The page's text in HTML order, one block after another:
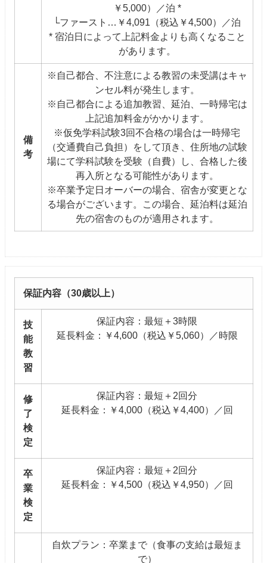
￥5,000）／泊 *
└ファースト…￥4,091（税込￥4,500）／泊
* 宿泊日によって上記料金よりも高くなること
があります。
備
考
※自己都合、不注意による教習の未受講はキャ
ンセル料が発生します。
※自己都合による追加教習、延泊、一時帰宅は
上記追加料金がかかります。
※仮免学科試験3回不合格の場合は一時帰宅
（交通費自己負担）をして頂き、住所地の試験
場にて学科試験を受験（自費）し、合格した後
再入所となる可能性があります。
※卒業予定日オーバーの場合、宿舎が変更とな
る場合がございます。この場合、延泊料は延泊
先の宿舎のものが適用されます。
保証内容（30歳以上）
技
能
教
習
保証内容：最短＋3時限
延長料金：￥4,600（税込￥5,060）／時限
修
了
検
定
保証内容：最短＋2回分
延長料金：￥4,000（税込￥4,400）／回
卒
業
検
定
保証内容：最短＋2回分
延長料金：￥4,500（税込￥4,950）／回
自炊プラン：卒業まで（食事の支給は最短ま
で）